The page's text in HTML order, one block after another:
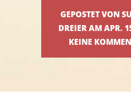
GEPOSTET VON
DREIER AM APR.
KEINE